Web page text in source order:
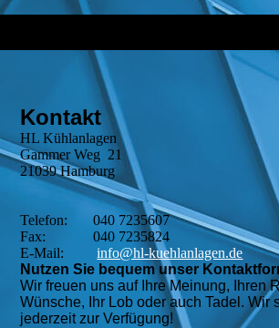
Kontakt
HL Kühlanlagen
Gammer Weg 21
21039 Hamburg
Telefon: 040 7235607
Fax: 040 7235824
E-Mail:info@hl-kuehlanlagen.de
Nutzen Sie bequem unser
Wir freuen uns auf Ihre Meinung, Ihren
Wünsche, Ihr Lob oder auch Tadel. Wir
jederzeit zur Verfügung!